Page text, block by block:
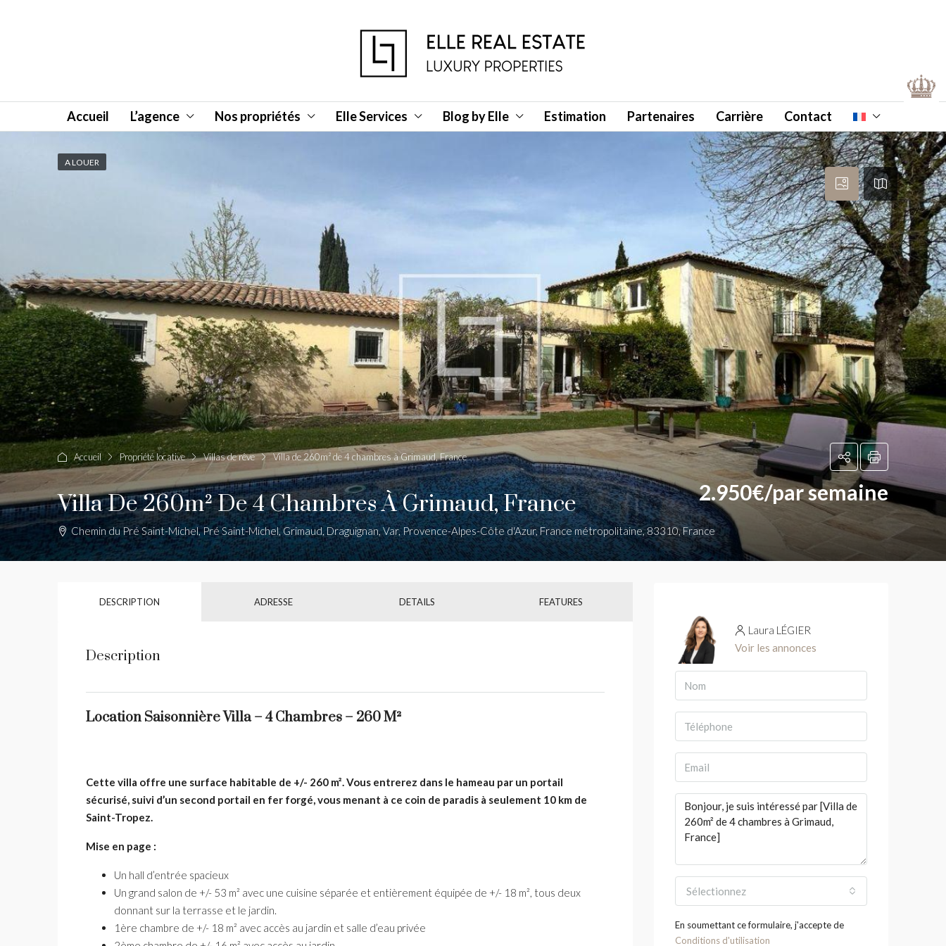
Accueil L’agence Nos propriétés Elle Services Blog by Elle Estimation Partenaires Carrière Contact
A LOUER
Accueil Propriété locative Villas de rêve Villa de 260m² de 4 chambres à Grimaud, France
Villa De 260m² De 4 Chambres À Grimaud, France 2.950€/par semaine
Chemin du Pré Saint-Michel, Pré Saint-Michel, Grimaud, Draguignan, Var, Provence-Alpes-Côte d'Azur, France métropolitaine, 83310, France
DESCRIPTION ADRESSE DETAILS FEATURES
Description
Location Saisonnière Villa – 4 Chambres – 260 M²
Cette villa offre une surface habitable de +/- 260 m². Vous entrerez dans le hameau par un portail
sécurisé, suivi d’un second portail en fer forgé, vous menant à ce coin de paradis à seulement 10 km de
Saint-Tropez.
Mise en page :
Un hall d’entrée spacieux
Un grand salon de +/- 53 m² avec une cuisine séparée et entièrement équipée de +/- 18 m², tous deux
donnant sur la terrasse et le jardin.
1ère chambre de +/- 18 m² avec accès au jardin et salle d’eau privée
Laura LÉGIER
Voir les annonces
Sélectionnez
En soumettant ce formulaire, j'accepte de
Conditions d'utilisation